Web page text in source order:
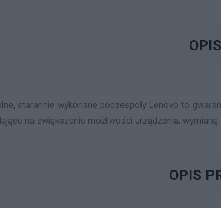
starannie wykonane podzespoły Lenovo to
na zwiększenie możliwości urządzenia,
OPIS